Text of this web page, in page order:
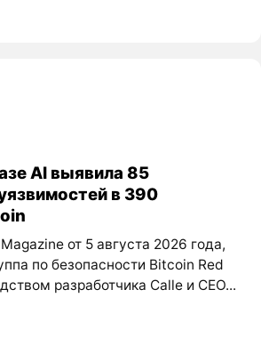
AI выявила 85
в 390
от 5 августа 2026 года,
по безопасности Bitcoin Red
разработчика Calle и CEO...